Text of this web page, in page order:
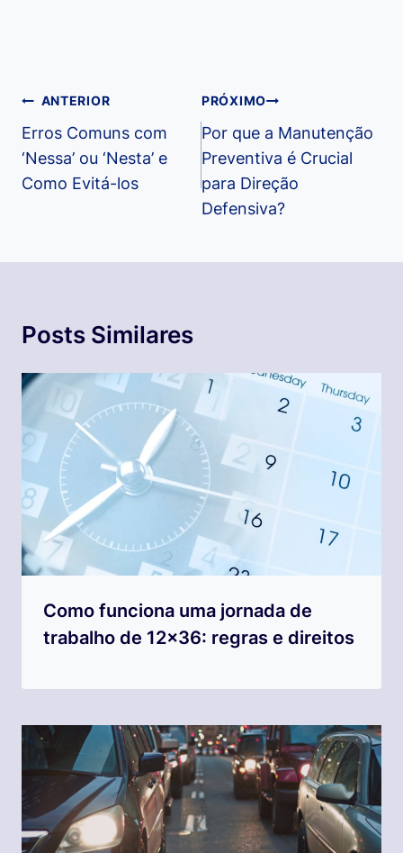
Navegação
de
Post
ANTERIOR
Erros Comuns com
‘Nessa’ ou ‘Nesta’ e
Como Evitá-los
PRÓXIMO
Por que a Manutenção
Preventiva é Crucial
para Direção
Defensiva?
Posts Similares
Como funciona uma jornada de
trabalho de 12×36: regras e direitos